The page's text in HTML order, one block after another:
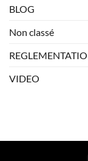
BLOG
Non classé
VIDEO